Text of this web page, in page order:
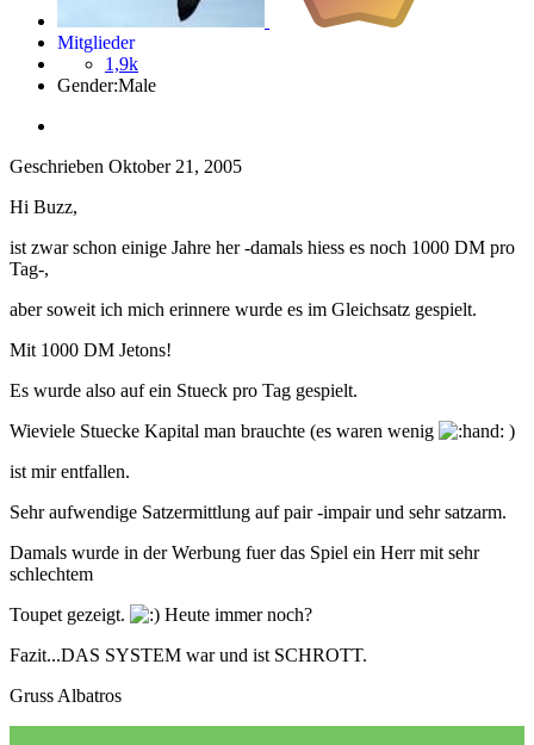
Mitglieder
1,9k
Gender:Male
Geschrieben Oktober 21, 2005
Hi Buzz,
ist zwar schon einige Jahre her -damals hiess es noch 1000 DM pro
Tag-,
aber soweit ich mich erinnere wurde es im Gleichsatz gespielt.
Mit 1000 DM Jetons!
Es wurde also auf ein Stueck pro Tag gespielt.
Wieviele Stuecke Kapital man brauchte (es waren wenig
)
ist mir entfallen.
Sehr aufwendige Satzermittlung auf pair -impair und sehr satzarm.
Damals wurde in der Werbung fuer das Spiel ein Herr mit sehr
schlechtem
Toupet gezeigt.
Heute immer noch?
Fazit...DAS SYSTEM war und ist SCHROTT.
Gruss Albatros